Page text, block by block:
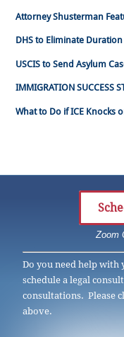
Attorney Shusterman
DHS to Eliminate
USCIS to Send Asylum
IMMIGRATION SUCCESS
What to Do if ICE Knocks
Zoom
Do you need help with
schedule a legal
consultations. Please
above.